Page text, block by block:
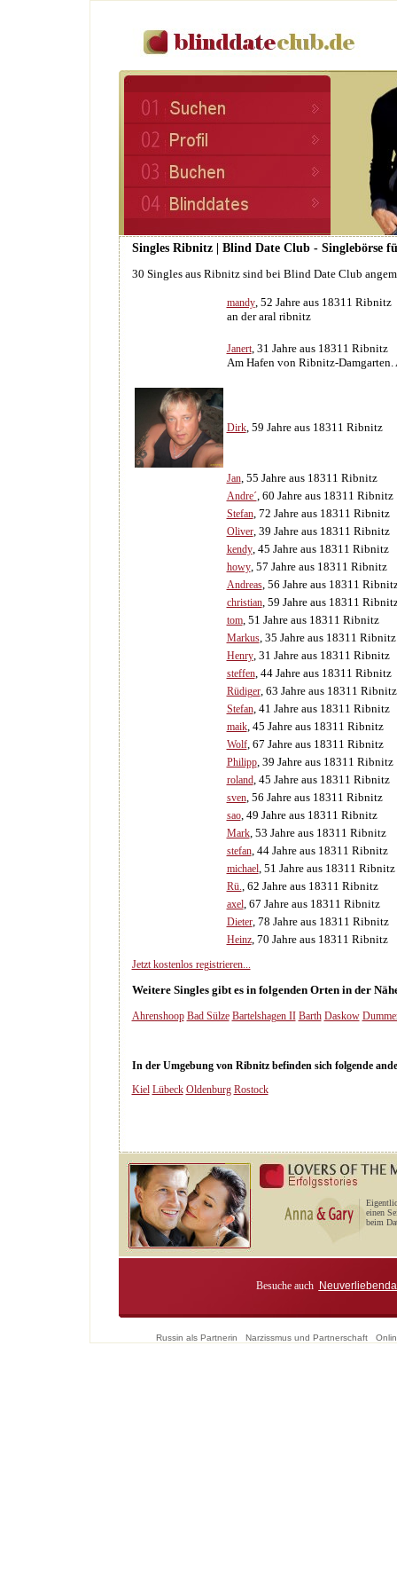
Singles Ribnitz | Blind Date Club - Singlebörse
30 Singles aus Ribnitz sind bei Blind Date Club
mandy, 52 Jahre aus 18311 Ribnitz
an der aral ribnitz
Janert, 31 Jahre aus 18311 Ribnitz
Am Hafen von Ribnitz-Damgarten.
Dirk, 59 Jahre aus 18311 Ribnitz
Jan, 55 Jahre aus 18311 Ribnitz
Andre´, 60 Jahre aus 18311 Ribnitz
Stefan, 72 Jahre aus 18311 Ribnitz
Oliver, 39 Jahre aus 18311 Ribnitz
kendy, 45 Jahre aus 18311 Ribnitz
howy, 57 Jahre aus 18311 Ribnitz
Andreas, 56 Jahre aus 18311
christian, 59 Jahre aus 18311
tom, 51 Jahre aus 18311 Ribnitz
Markus, 35 Jahre aus 18311 Ribnitz
Henry, 31 Jahre aus 18311 Ribnitz
steffen, 44 Jahre aus 18311 Ribnitz
Rüdiger, 63 Jahre aus 18311 Ribnitz
Stefan, 41 Jahre aus 18311 Ribnitz
maik, 45 Jahre aus 18311 Ribnitz
Wolf, 67 Jahre aus 18311 Ribnitz
Philipp, 39 Jahre aus 18311 Ribnitz
roland, 45 Jahre aus 18311 Ribnitz
sven, 56 Jahre aus 18311 Ribnitz
sao, 49 Jahre aus 18311 Ribnitz
Mark, 53 Jahre aus 18311 Ribnitz
stefan, 44 Jahre aus 18311 Ribnitz
michael, 51 Jahre aus 18311 Ribnitz
Rü., 62 Jahre aus 18311 Ribnitz
axel, 67 Jahre aus 18311 Ribnitz
Dieter, 78 Jahre aus 18311 Ribnitz
Heinz, 70 Jahre aus 18311 Ribnitz
Jetzt kostenlos registrieren...
Weitere Singles gibt es in folgenden Orten in der
Ahrenshoop Bad Sülze Bartelshagen II Barth Daskow
In der Umgebung von Ribnitz befinden sich folgende
Kiel Lübeck Oldenburg Rostock
einen
beim
Besuche auch
Russin als Partnerin Narzissmus und Partnerschaft